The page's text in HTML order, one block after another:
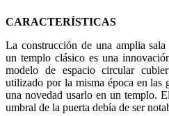
CARACTERÍSTICAS
La construcción de una amplia
un templo clásico es una
modelo de espacio circular
utilizado por la misma época en las
una novedad usarlo en un templo.
umbral de la puerta debía de ser